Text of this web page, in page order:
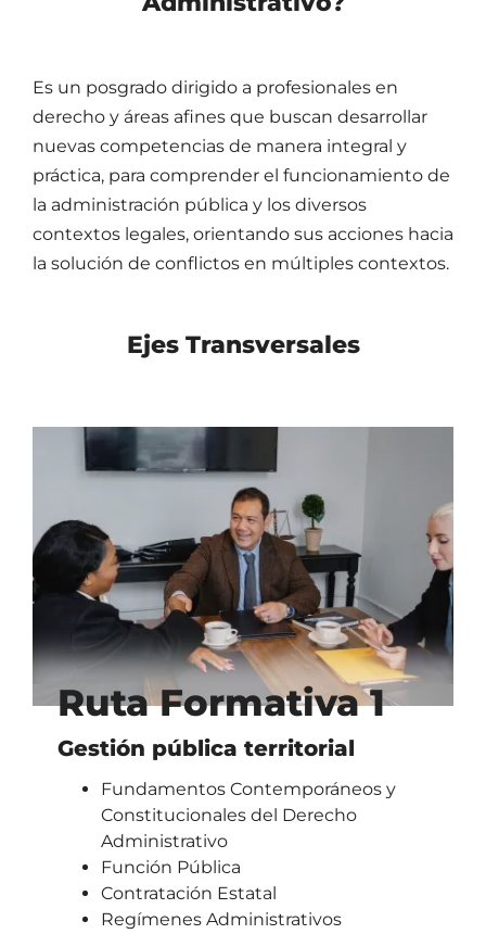
Es un posgrado dirigido a profesionales en
derecho y áreas afines que buscan desarrollar
nuevas competencias de manera integral y
práctica, para comprender el funcionamiento de
la administración pública y los diversos
contextos legales, orientando sus acciones hacia
la solución de conflictos en múltiples contextos.
Ejes Transversales
Ruta Formativa 1
Gestión pública territorial
Fundamentos Contemporáneos y
Constitucionales del Derecho
Administrativo
Función Pública
Contratación Estatal
Regímenes Administrativos